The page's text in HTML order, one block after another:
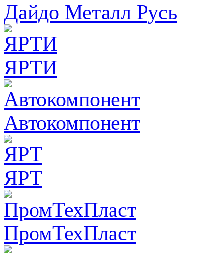
Дайдо Металл Русь
ЯРТИ
Автокомпонент
ЯРТ
ПромТехПласт